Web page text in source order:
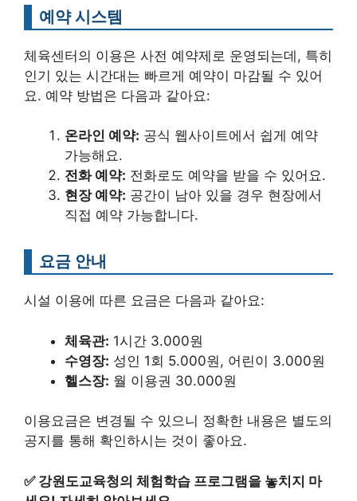
예약 시스템
체육센터의 이용은 사전 예약제로 운영되는데, 특히
인기 있는 시간대는 빠르게 예약이 마감될 수 있어
요. 예약 방법은 다음과 같아요:
온라인 예약: 공식 웹사이트에서 쉽게 예약
가능해요.
전화 예약: 전화로도 예약을 받을 수 있어요.
현장 예약: 공간이 남아 있을 경우 현장에서
직접 예약 가능합니다.
요금 안내
시설 이용에 따른 요금은 다음과 같아요:
체육관: 1시간 3.000원
수영장: 성인 1회 5.000원, 어린이 3.000원
헬스장: 월 이용권 30.000원
이용요금은 변경될 수 있으니 정확한 내용은 별도의
공지를 통해 확인하시는 것이 좋아요.
✅ 강원도교육청의 체험학습 프로그램을 놓치지 마